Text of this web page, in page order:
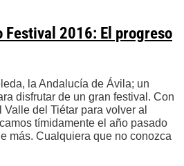
2016: El progreso
la Andalucía de Ávila; un
disfrutar de un gran festival. Con
del Tiétar para volver al
tímidamente el año pasado
más. Cualquiera que no conozca